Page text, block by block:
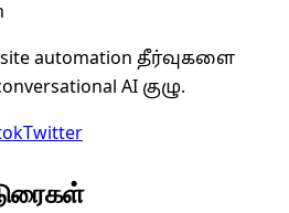
automation தீர்வுகளை
AI குழு.
Twitter